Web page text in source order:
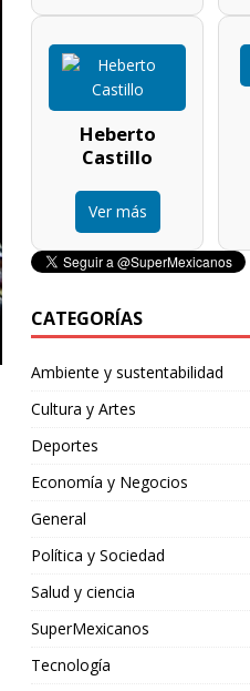
Heberto
Castillo
Ver más
CATEGORÍAS
Ambiente y sustentabilidad
Cultura y Artes
Deportes
Economía y Negocios
General
Política y Sociedad
Salud y ciencia
SuperMexicanos
Tecnología